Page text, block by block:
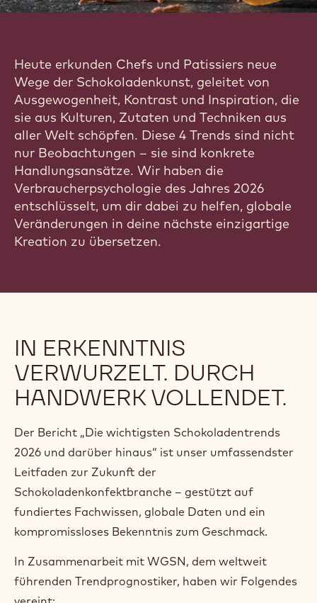
CONFISERIE-
TRENDS 2026
Der Leitfaden für Chefs zu den
Geschmacksrichtungen und Formaten der Zukunft
Bericht herunterladen
Heute erkunden Chefs und Patissiers neue
sie aus Kulturen, Zutaten und Techniken aus
Handlungsansätze. Wir haben die
Verbraucherpsychologie des Jahres 2026
entschlüsselt, um dir dabei zu helfen, globale
Veränderungen in deine nächste einzigartige
IN ERKENNTNIS
VERWURZELT. DURCH
HANDWERK VOLLENDET.